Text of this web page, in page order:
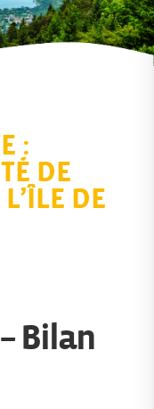
:
DE
DE
Bilan